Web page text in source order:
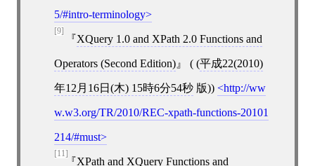
5/#intro-terminology
[9]
XQuery 1.0 and XPath 2.0 Functions and
Operators (Second Edition) ( (平成22(2010)
年12月16日(木) 15時6分54秒版)) http://ww
w.w3.org/TR/2010/REC-xpath-functions-20101
214/#must
[11]
XPath and XQuery Functions and